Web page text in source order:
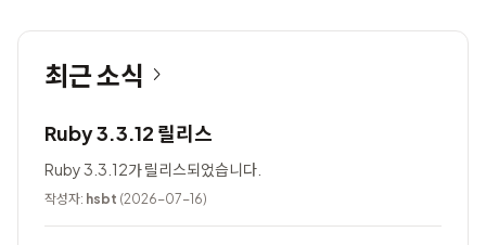
최근 소식
Ruby 3.3.12 릴리스
Ruby 3.3.12가 릴리스되었습니다.
작성자: hsbt (2026-07-16)